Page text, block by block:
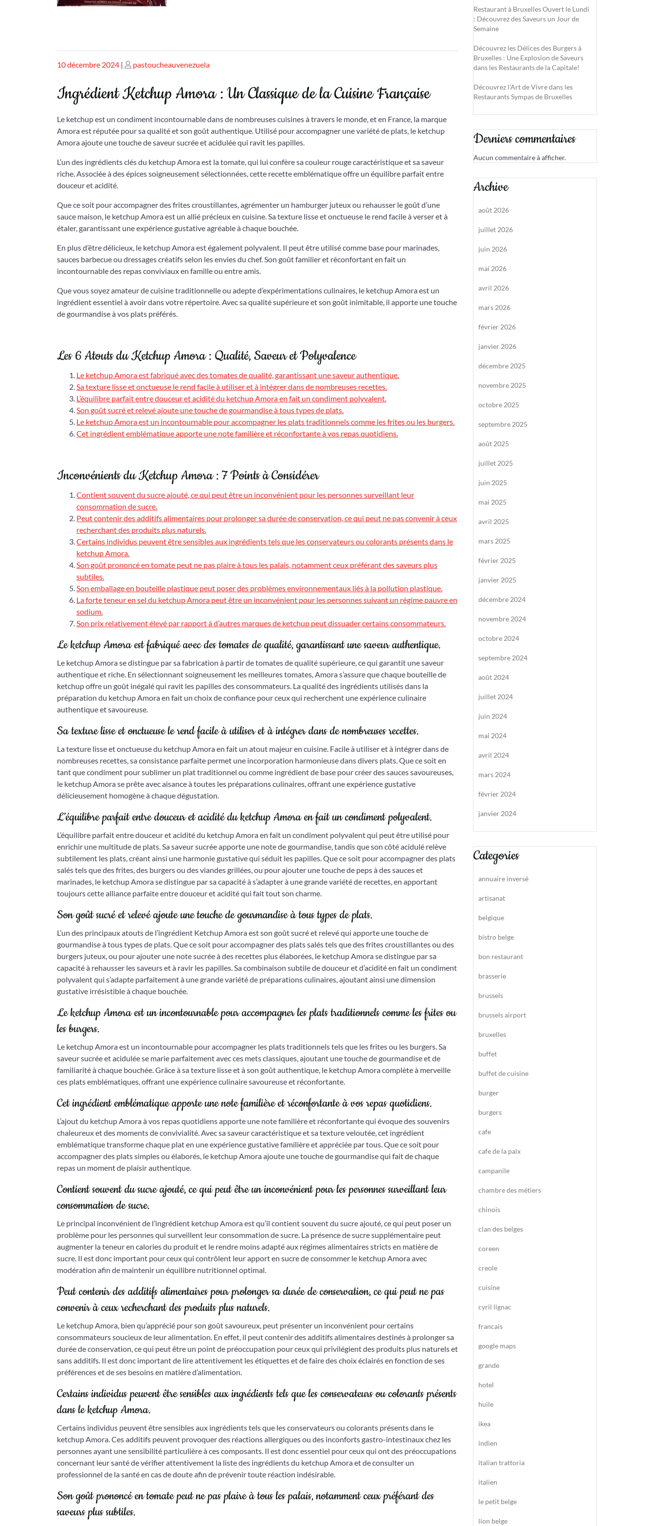
Publié
10 décembre 2024 | Publié
pastoucheauvenezuela
Ingrédient Ketchup Amora : Un Classique de la Cuisine Française
Le ketchup est un condiment incontournable dans de nombreuses cuisines à travers le monde, et en France, la marque
Amora est réputée pour sa qualité et son goût authentique. Utilisé pour accompagner une variété de plats, le ketchup
Amora ajoute une touche de saveur sucrée et acidulée qui ravit les papilles.
L’un des ingrédients clés du ketchup Amora est la tomate, qui lui confère sa couleur rouge caractéristique et sa saveur
riche. Associée à des épices soigneusement sélectionnées, cette recette emblématique offre un équilibre parfait entre
douceur et acidité.
Que ce soit pour accompagner des frites croustillantes, agrémenter un hamburger juteux ou rehausser le goût d’une
sauce maison, le ketchup Amora est un allié précieux en cuisine. Sa texture lisse et onctueuse le rend facile à verser et à
étaler, garantissant une expérience gustative agréable à chaque bouchée.
En plus d’être délicieux, le ketchup Amora est également polyvalent. Il peut être utilisé comme base pour marinades,
sauces barbecue ou dressages créatifs selon les envies du chef. Son goût familier et réconfortant en fait un
incontournable des repas conviviaux en famille ou entre amis.
Que vous soyez amateur de cuisine traditionnelle ou adepte d’expérimentations culinaires, le ketchup Amora est un
ingrédient essentiel à avoir dans votre répertoire. Avec sa qualité supérieure et son goût inimitable, il apporte une touche
de gourmandise à vos plats préférés.
Les 6 Atouts du Ketchup Amora : Qualité, Saveur et Polyvalence
Le ketchup Amora est fabriqué avec des tomates de qualité, garantissant une saveur authentique.
Sa texture lisse et onctueuse le rend facile à utiliser et à intégrer dans de nombreuses recettes.
L’équilibre parfait entre douceur et acidité du ketchup Amora en fait un condiment polyvalent.
Son goût sucré et relevé ajoute une touche de gourmandise à tous types de plats.
Le ketchup Amora est un incontournable pour accompagner les plats traditionnels comme les frites ou les burgers.
Cet ingrédient emblématique apporte une note familière et réconfortante à vos repas quotidiens.
Inconvénients du Ketchup Amora : 7 Points à Considérer
Contient souvent du sucre ajouté, ce qui peut être un inconvénient pour les personnes surveillant leur
consommation de sucre.
Peut contenir des additifs alimentaires pour prolonger sa durée de conservation, ce qui peut ne pas convenir à ceux
recherchant des produits plus naturels.
Certains individus peuvent être sensibles aux ingrédients tels que les conservateurs ou colorants présents dans le
ketchup Amora.
Son goût prononcé en tomate peut ne pas plaire à tous les palais, notamment ceux préférant des saveurs plus
subtiles.
Son emballage en bouteille plastique peut poser des problèmes environnementaux liés à la pollution plastique.
La forte teneur en sel du ketchup Amora peut être un inconvénient pour les personnes suivant un régime pauvre en
sodium.
Son prix relativement élevé par rapport à d’autres marques de ketchup peut dissuader certains consommateurs.
Le ketchup Amora est fabriqué avec des tomates de qualité, garantissant une saveur authentique.
Le ketchup Amora se distingue par sa fabrication à partir de tomates de qualité supérieure, ce qui garantit une saveur
authentique et riche. En sélectionnant soigneusement les meilleures tomates, Amora s’assure que chaque bouteille de
ketchup offre un goût inégalé qui ravit les papilles des consommateurs. La qualité des ingrédients utilisés dans la
préparation du ketchup Amora en fait un choix de confiance pour ceux qui recherchent une expérience culinaire
authentique et savoureuse.
Sa texture lisse et onctueuse le rend facile à utiliser et à intégrer dans de nombreuses recettes.
La texture lisse et onctueuse du ketchup Amora en fait un atout majeur en cuisine. Facile à utiliser et à intégrer dans de
nombreuses recettes, sa consistance parfaite permet une incorporation harmonieuse dans divers plats. Que ce soit en
tant que condiment pour sublimer un plat traditionnel ou comme ingrédient de base pour créer des sauces savoureuses,
le ketchup Amora se prête avec aisance à toutes les préparations culinaires, offrant une expérience gustative
délicieusement homogène à chaque dégustation.
L’équilibre parfait entre douceur et acidité du ketchup Amora en fait un condiment polyvalent.
L’équilibre parfait entre douceur et acidité du ketchup Amora en fait un condiment polyvalent qui peut être utilisé pour
enrichir une multitude de plats. Sa saveur sucrée apporte une note de gourmandise, tandis que son côté acidulé relève
subtilement les plats, créant ainsi une harmonie gustative qui séduit les papilles. Que ce soit pour accompagner des plats
salés tels que des frites, des burgers ou des viandes grillées, ou pour ajouter une touche de peps à des sauces et
marinades, le ketchup Amora se distingue par sa capacité à s’adapter à une grande variété de recettes, en apportant
toujours cette alliance parfaite entre douceur et acidité qui fait tout son charme.
Son goût sucré et relevé ajoute une touche de gourmandise à tous types de plats.
L’un des principaux atouts de l’ingrédient Ketchup Amora est son goût sucré et relevé qui apporte une touche de
gourmandise à tous types de plats. Que ce soit pour accompagner des plats salés tels que des frites croustillantes ou des
burgers juteux, ou pour ajouter une note sucrée à des recettes plus élaborées, le ketchup Amora se distingue par sa
capacité à rehausser les saveurs et à ravir les papilles. Sa combinaison subtile de douceur et d’acidité en fait un condiment
polyvalent qui s’adapte parfaitement à une grande variété de préparations culinaires, ajoutant ainsi une dimension
gustative irrésistible à chaque bouchée.
Le ketchup Amora est un incontournable pour accompagner les plats traditionnels comme les frites ou
les burgers.
Le ketchup Amora est un incontournable pour accompagner les plats traditionnels tels que les frites ou les burgers. Sa
saveur sucrée et acidulée se marie parfaitement avec ces mets classiques, ajoutant une touche de gourmandise et de
familiarité à chaque bouchée. Grâce à sa texture lisse et à son goût authentique, le ketchup Amora complète à merveille
ces plats emblématiques, offrant une expérience culinaire savoureuse et réconfortante.
Cet ingrédient emblématique apporte une note familière et réconfortante à vos repas quotidiens.
L’ajout du ketchup Amora à vos repas quotidiens apporte une note familière et réconfortante qui évoque des souvenirs
chaleureux et des moments de convivialité. Avec sa saveur caractéristique et sa texture veloutée, cet ingrédient
emblématique transforme chaque plat en une expérience gustative familière et appréciée par tous. Que ce soit pour
accompagner des plats simples ou élaborés, le ketchup Amora ajoute une touche de gourmandise qui fait de chaque
repas un moment de plaisir authentique.
Contient souvent du sucre ajouté, ce qui peut être un inconvénient pour les personnes surveillant leur
consommation de sucre.
Le principal inconvénient de l’ingrédient ketchup Amora est qu’il contient souvent du sucre ajouté, ce qui peut poser un
problème pour les personnes qui surveillent leur consommation de sucre. La présence de sucre supplémentaire peut
augmenter la teneur en calories du produit et le rendre moins adapté aux régimes alimentaires stricts en matière de
sucre. Il est donc important pour ceux qui contrôlent leur apport en sucre de consommer le ketchup Amora avec
modération afin de maintenir un équilibre nutritionnel optimal.
Peut contenir des additifs alimentaires pour prolonger sa durée de conservation, ce qui peut ne pas
convenir à ceux recherchant des produits plus naturels.
Le ketchup Amora, bien qu’apprécié pour son goût savoureux, peut présenter un inconvénient pour certains
consommateurs soucieux de leur alimentation. En effet, il peut contenir des additifs alimentaires destinés à prolonger sa
durée de conservation, ce qui peut être un point de préoccupation pour ceux qui privilégient des produits plus naturels et
sans additifs. Il est donc important de lire attentivement les étiquettes et de faire des choix éclairés en fonction de ses
préférences et de ses besoins en matière d’alimentation.
Certains individus peuvent être sensibles aux ingrédients tels que les conservateurs ou colorants présents
dans le ketchup Amora.
Certains individus peuvent être sensibles aux ingrédients tels que les conservateurs ou colorants présents dans le
ketchup Amora. Ces additifs peuvent provoquer des réactions allergiques ou des inconforts gastro-intestinaux chez les
personnes ayant une sensibilité particulière à ces composants. Il est donc essentiel pour ceux qui ont des préoccupations
concernant leur santé de vérifier attentivement la liste des ingrédients du ketchup Amora et de consulter un
professionnel de la santé en cas de doute afin de prévenir toute réaction indésirable.
Son goût prononcé en tomate peut ne pas plaire à tous les palais, notamment ceux préférant des
saveurs plus subtiles.
Restaurant à Bruxelles Ouvert le Lundi
: Découvrez des Saveurs un Jour de
Semaine
Découvrez les Délices des Burgers à
Bruxelles : Une Explosion de Saveurs
dans les Restaurants de la Capitale!
Découvrez l’Art de Vivre dans les
Restaurants Sympas de Bruxelles
Derniers commentaires
Aucun commentaire à afficher.
Archive
août 2026
juillet 2026
juin 2026
mai 2026
avril 2026
mars 2026
février 2026
janvier 2026
décembre 2025
novembre 2025
octobre 2025
septembre 2025
août 2025
juillet 2025
juin 2025
mai 2025
avril 2025
mars 2025
février 2025
janvier 2025
décembre 2024
novembre 2024
octobre 2024
septembre 2024
août 2024
juillet 2024
juin 2024
mai 2024
avril 2024
mars 2024
février 2024
janvier 2024
Categories
annuaire inversé
artisanat
belgique
bistro belge
bon restaurant
brasserie
brussels
brussels airport
bruxelles
buffet
buffet de cuisine
burger
burgers
cafe
cafe de la paix
campanile
chambre des métiers
chinois
clan des belges
coreen
creole
cuisine
cyril lignac
francais
google maps
grande
hotel
huile
ikea
indien
italian trattoria
italien
le petit belge
lion belge